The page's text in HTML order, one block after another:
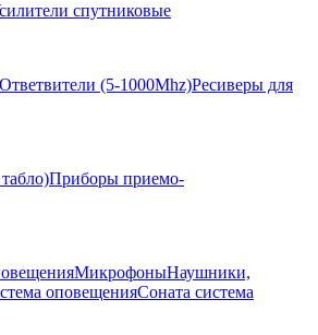
спутниковые
Ответвители (5-1000Mhz)Ресиверы для
Приборы приемо-
МикрофоныНаушники,
оповещенияСоната система